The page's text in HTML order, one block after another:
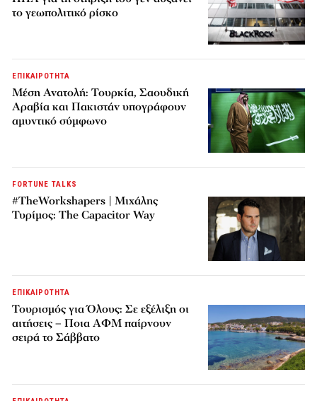
το γεωπολιτικό ρίσκο
ΕΠΙΚΑΙΡΟΤΗΤΑ
Μέση Ανατολή: Τουρκία, Σαουδική
Αραβία και Πακιστάν υπογράφουν
αμυντικό σύμφωνο
FORTUNE TALKS
#TheWorkshapers | Μιχάλης
Τυρίμος: The Capacitor Way
ΕΠΙΚΑΙΡΟΤΗΤΑ
Τουρισμός για Όλους: Σε εξέλιξη οι
αιτήσεις – Ποια ΑΦΜ παίρνουν
σειρά το Σάββατο